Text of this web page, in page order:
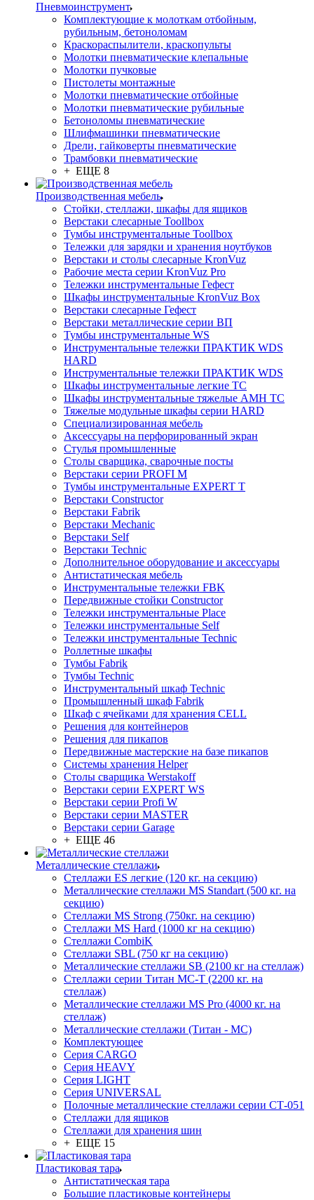
Пневмоинструмент
Комплектующие к молоткам отбойным,
рубильным, бетоноломам
Краскораспылители, краскопульты
Молотки пневматические клепальные
Молотки пучковые
Пистолеты монтажные
Молотки пневматические отбойные
Молотки пневматические рубильные
Бетоноломы пневматические
Шлифмашинки пневматические
Дрели, гайковерты пневматические
Трамбовки пневматические
+ ЕЩЕ 8
Производственная мебель
Стойки, стеллажи, шкафы для ящиков
Верстаки слесарные Toollbox
Тумбы инструментальные Toollbox
Тележки для зарядки и хранения ноутбуков
Верстаки и столы слесарные KronVuz
Рабочие места серии KronVuz Pro
Тележки инструментальные Гефест
Шкафы инструментальные KronVuz Box
Верстаки слесарные Гефест
Верстаки металлические серии ВП
Тумбы инструментальные WS
Инструментальные тележки ПРАКТИК WDS
HARD
Инструментальные тележки ПРАКТИК WDS
Шкафы инструментальные легкие ТС
Шкафы инструментальные тяжелые AMH TC
Тяжелые модульные шкафы серии HARD
Cпециализированная мебель
Аксессуары на перфорированный экран
Стулья промышленные
Столы сварщика, сварочные посты
Верстаки серии PROFI M
Тумбы инструментальные EXPERT T
Верстаки Constructor
Верстаки Fabrik
Верстаки Mechanic
Верстаки Self
Верстаки Technic
Дополнительное оборудование и аксессуары
Антистатическая мебель
Инструментальные тележки FBK
Передвижные стойки Constructor
Тележки инструментальные Place
Тележки инструментальные Self
Тележки инструментальные Technic
Роллетные шкафы
Тумбы Fabrik
Тумбы Technic
Инструментальный шкаф Technic
Промышленный шкаф Fabrik
Шкаф с ячейками для хранения CELL
Решения для контейнеров
Решения для пикапов
Передвижные мастерские на базе пикапов
Системы хранения Helper
Столы сварщика Werstakoff
Верстаки серии EXPERT WS
Верстаки серии Profi W
Верстаки серии MASTER
Верстаки серии Garage
+ ЕЩЕ 46
Металлические стеллажи
Стеллажи ES легкие (120 кг. на секцию)
Металлические стеллажи MS Standart (500 кг. на
секцию)
Стеллажи MS Strong (750кг. на секцию)
Стеллажи MS Hard (1000 кг на секцию)
Стеллажи CombiK
Стеллажи SBL (750 кг на секцию)
Металлические стеллажи SB (2100 кг на стеллаж)
Стеллажи серии Титан МС-Т (2200 кг. на
стеллаж)
Металлические стеллажи MS Pro (4000 кг. на
стеллаж)
Металлические стеллажи (Титан - МС)
Комплектующее
Серия CARGO
Серия HEAVY
Серия LIGHT
Серия UNIVERSAL
Полочные металлические стеллажи серии СТ-051
Стеллажи для ящиков
Стеллажи для хранения шин
+ ЕЩЕ 15
Пластиковая тара
Антистатическая тара
Большие пластиковые контейнеры